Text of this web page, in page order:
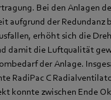
Bei den Anlagen
aufgrund der Redundanz
erhöht sich die
damit die Luftqualität
der Anlage.
RadiPac C
konnte zwischen Ende